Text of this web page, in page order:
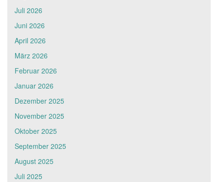
Juli 2026
Juni 2026
April 2026
März 2026
Februar 2026
Januar 2026
Dezember 2025
November 2025
Oktober 2025
September 2025
August 2025
Juli 2025